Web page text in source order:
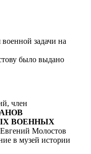
задачи на
было выдано
член
ВОЕННЫХ
Молостов
в музей истории